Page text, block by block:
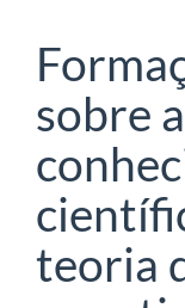
sobre
teoria